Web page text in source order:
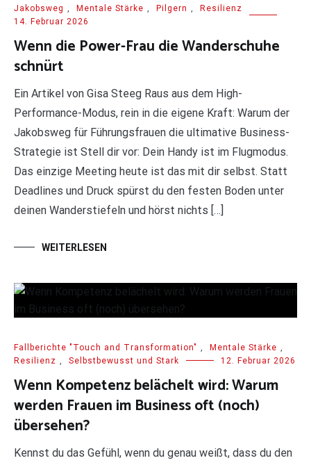
Jakobsweg , Mentale Stärke , Pilgern ,
Resilienz
14. Februar 2026
Wenn die Power-Frau die Wanderschuhe
schnürt
Ein Artikel von Gisa Steeg Raus aus dem High-
Performance-Modus, rein in die eigene Kraft: Warum der
Jakobsweg für Führungsfrauen die ultimative Business-
Strategie ist Stell dir vor: Dein Handy ist im Flugmodus.
Das einzige Meeting heute ist das mit dir selbst. Statt
Deadlines und Druck spürst du den festen Boden unter
deinen Wanderstiefeln und hörst nichts […]
WEITERLESEN
Fallberichte "Touch and Transformation" , Mentale Stärke ,
Resilienz , Selbstbewusst und Stark 12. Februar 2026
Wenn Kompetenz belächelt wird: Warum
werden Frauen im Business oft (noch)
übersehen?
Kennst du das Gefühl, wenn du genau weißt, dass du den